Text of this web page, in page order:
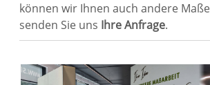
Sie haben gelesen: Glastrennwand
können wir Ihnen auch andere
senden Sie uns Ihre Anfrage.